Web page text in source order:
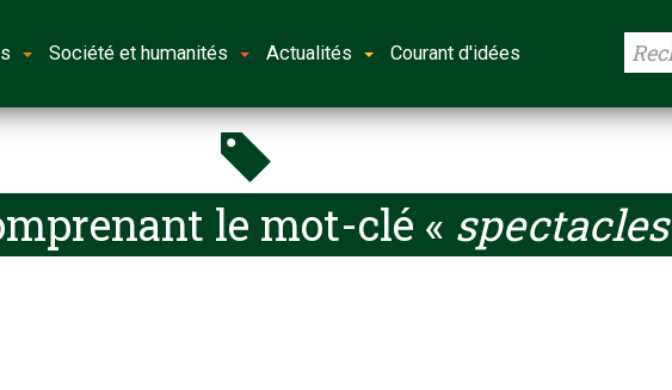
Société et humanités Actualités Courant d'idées
le mot-clé « spectacles